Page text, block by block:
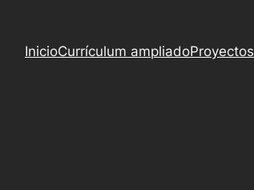
InicioCurrículum ampliadoProyectos